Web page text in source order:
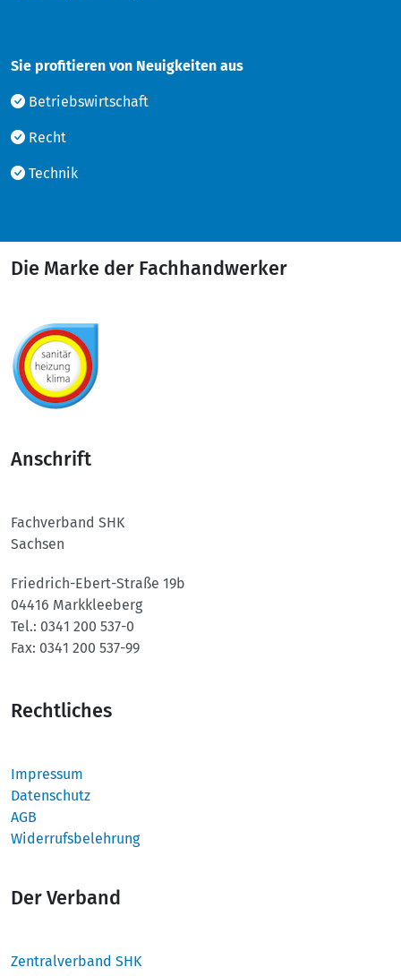
Sie profitieren von Neuigkeiten aus
Betriebswirtschaft
Recht
Technik
Die Marke der Fachhandwerker
Anschrift
Fachverband SHK
Sachsen
Friedrich-Ebert-Straße 19b
04416 Markkleeberg
Tel.: 0341 200 537-0
Fax: 0341 200 537-99
Rechtliches
Impressum
Datenschutz
AGB
Widerrufsbelehrung
Der Verband
Zentralverband SHK